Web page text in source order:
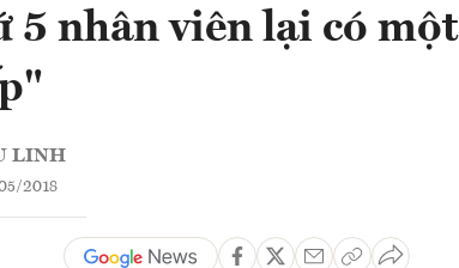
5 nhân viên lại có một
LINH
2018